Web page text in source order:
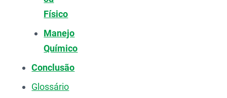
Físico
Manejo
Químico
Conclusão
Glossário